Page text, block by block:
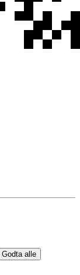
Godta alle